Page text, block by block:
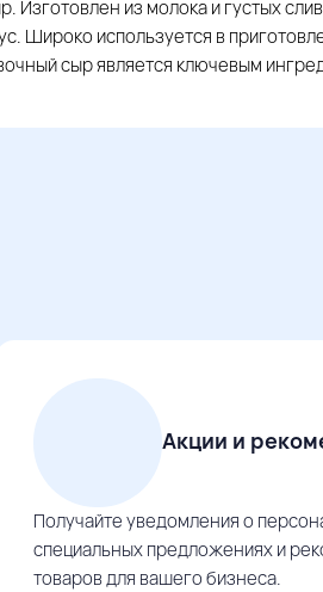
Изготовлен из молока и густых
Широко используется в
сыр является ключевым
Акции и
Получайте уведомления о
специальных предложениях и
товаров для вашего бизнеса.